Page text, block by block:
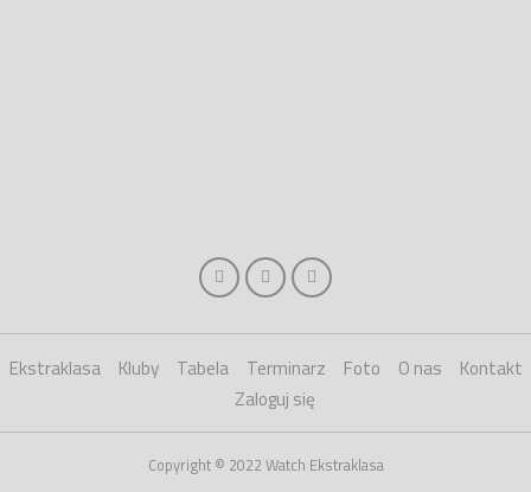
Ekstraklasa Kluby Tabela Terminarz Foto O nas
Kontakt
Zaloguj się
Copyright © 2022 Watch Ekstraklasa